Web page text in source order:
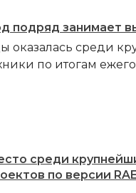
подряд занимает
оказалась среди
по итогам
среди
по версии